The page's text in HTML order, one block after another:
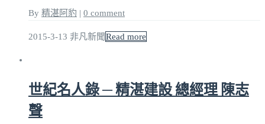
By 精湛阿豹 | 0 comment
2015-3-13 非凡新聞Read more
世紀名人錄 ─ 精湛建設 總經理 陳志
聲